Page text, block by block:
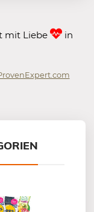
mit Liebe
in